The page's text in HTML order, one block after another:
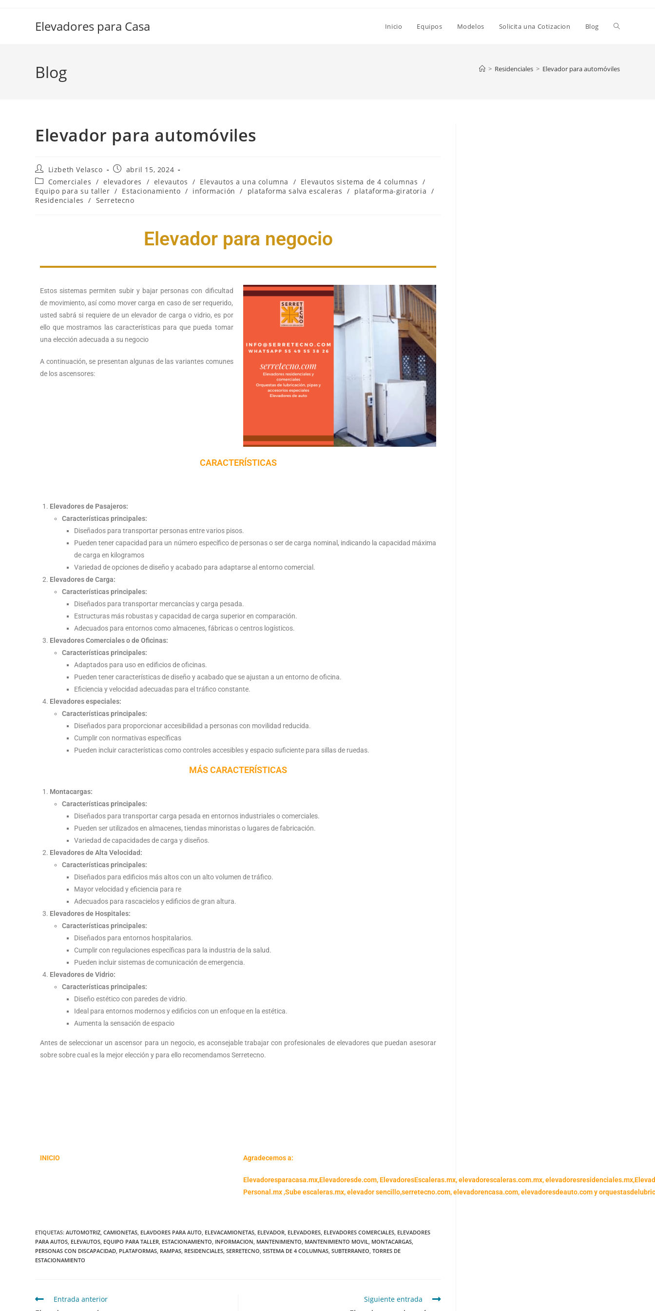
Elevadores para Casa Inicio Equipos Modelos Solicita una Cotizacion Blog
Blog > Residenciales > Elevador para automóviles
Elevador para automóviles
Lizbeth Velasco
abril 15, 2024
Comerciales / elevadores / elevautos / Elevautos a una columna / Elevautos sistema de 4 columnas /
Equipo para su taller / Estacionamiento / información / plataforma salva escaleras / plataforma-giratoria /
Residenciales
/ Serretecno
Elevador para negocio
Estos sistemas permiten subir y bajar personas con dificultad
de movimiento, así como mover carga en caso de ser requerido,
usted sabrá si requiere de un elevador de carga o vidrio, es por
ello que mostramos las características para que pueda tomar
una elección adecuada a su negocio
A continuación, se presentan algunas de las variantes comunes
de los ascensores:
CARACTERÍSTICAS
Elevadores de Pasajeros:
Características principales:
Diseñados para transportar personas entre varios pisos.
Pueden tener capacidad para un número específico de personas o ser de carga nominal, indicando la capacidad máxima
de carga en kilogramos
Variedad de opciones de diseño y acabado para adaptarse al entorno comercial.
Elevadores de Carga:
Características principales:
Diseñados para transportar mercancías y carga pesada.
Estructuras más robustas y capacidad de carga superior en comparación.
Adecuados para entornos como almacenes, fábricas o centros logísticos.
Elevadores Comerciales o de Oficinas:
Características principales:
Adaptados para uso en edificios de oficinas.
Pueden tener características de diseño y acabado que se ajustan a un entorno de oficina.
Eficiencia y velocidad adecuadas para el tráfico constante.
Elevadores especiales:
Características principales:
Diseñados para proporcionar accesibilidad a personas con movilidad reducida.
Cumplir con normativas específicas
Pueden incluir características como controles accesibles y espacio suficiente para sillas de ruedas.
MÁS CARACTERÍSTICAS
Montacargas:
Características principales:
Diseñados para transportar carga pesada en entornos industriales o comerciales.
Pueden ser utilizados en almacenes, tiendas minoristas o lugares de fabricación.
Variedad de capacidades de carga y diseños.
Elevadores de Alta Velocidad:
Características principales:
Diseñados para edificios más altos con un alto volumen de tráfico.
Mayor velocidad y eficiencia para re
Adecuados para rascacielos y edificios de gran altura.
Elevadores de Hospitales:
Características principales:
Diseñados para entornos hospitalarios.
Cumplir con regulaciones específicas para la industria de la salud.
Pueden incluir sistemas de comunicación de emergencia.
Elevadores de Vidrio:
Características principales:
Diseño estético con paredes de vidrio.
Ideal para entornos modernos y edificios con un enfoque en la estética.
Aumenta la sensación de espacio
Antes de seleccionar un ascensor para un negocio, es aconsejable trabajar con profesionales de elevadores que puedan asesorar
sobre sobre cual es la mejor elección y para ello recomendamos Serretecno.
INICIO Agradecemos a:
Elevadoresparacasa.mx,Elevadoresde.com, ElevadoresEscaleras.mx,elevadorescaleras.com.mx,elevadoresresidenciales.mx,
Personal.mx ,Sube escaleras.mx,elevador sencillo,serretecno.com, elevadorencasa.com, elevadoresdeauto.comy
ETIQUETAS: AUTOMOTRIZ, CAMIONETAS, ELAVDORES PARA AUTO, ELEVACAMIONETAS, ELEVADOR, ELEVADORES, ELEVADORES COMERCIALES, ELEVADORES
PARA AUTOS, ELEVAUTOS, EQUIPO PARA TALLER, ESTACIONAMIENTO, INFORMACION, MANTENIMIENTO, MANTENIMIENTO MOVIL, MONTACARGAS,
PERSONAS CON DISCAPACIDAD, PLATAFORMAS, RAMPAS, RESIDENCIALES, SERRETECNO, SISTEMA DE 4 COLUMNAS, SUBTERRANEO, TORRES DE
ESTACIONAMIENTO
Entrada anterior Siguiente entrada